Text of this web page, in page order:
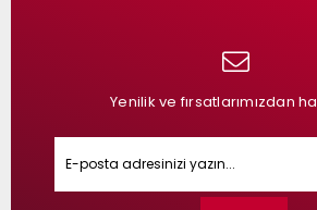
Yenilik ve fırsatlarımızdan